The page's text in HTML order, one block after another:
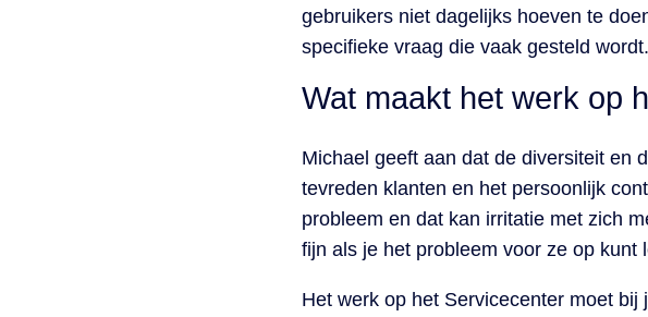
gebruikers niet dagelijks hoeven te
specifieke vraag die vaak gesteld
Wat maakt het werk op
Michael geeft aan dat de diversiteit en
tevreden klanten en het persoonlijk
probleem en dat kan irritatie met zich
fijn als je het probleem voor ze op
Het werk op het Servicecenter moet